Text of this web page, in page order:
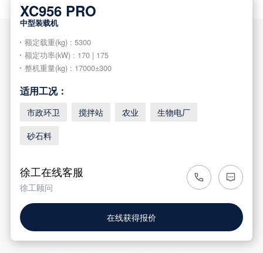
XC956 PRO
中型装载机
额定载重(kg) : 5300
额定功率(kW) : 170 | 175
整机重量(kg) : 17000±300
适用工况：
市政环卫 搅拌站 农业
生物电厂
砂石料
徐工在线客服
徐工顾问
在线获得报价